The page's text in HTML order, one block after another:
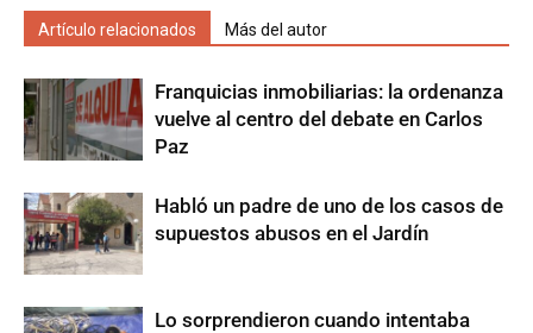
Artículo relacionados Más del autor
Franquicias inmobiliarias: la ordenanza
vuelve al centro del debate en Carlos
Paz
Habló un padre de uno de los casos de
supuestos abusos en el Jardín
Lo sorprendieron cuando intentaba